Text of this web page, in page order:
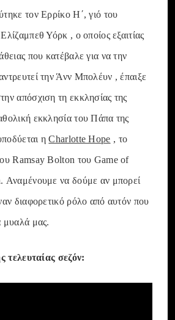
τον Ερρίκο Η΄, γιό του
Υόρκ , ο οποίος εξαιτίας
που κατέβαλε για να την
την Άνν Μπολέυν , έπαιξε
απόσχιση τη εκκλησίας της
εκκλησία του Πάπα της
ηCharlotte Hope , το
Ramsay Bolton του Game of
Αναμένουμε να δούμε αν μπορεί
διαφορετικό ρόλο από αυτόν που
μυαλά μας.
τελευταίας σεζόν: